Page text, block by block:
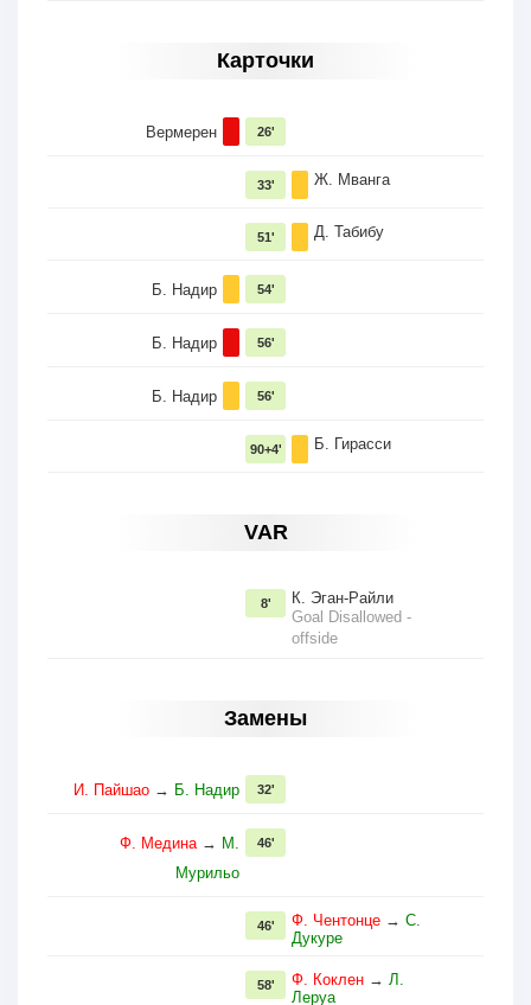
Карточки
Вермерен 26'
Ж. Мванга
33'
Д. Табибу
51'
Б. Надир 54'
Б. Надир 56'
Б. Надир 56'
Б. Гирасси
90+4'
VAR
К. Эган-Райли
Goal Disallowed -
offside
8'
Замены
И. Пайшао → Б. Надир 32'
Ф. Медина→ М.
Мурильо
46'
Ф. Чентонце → С.
Дукуре
46'
Ф. Коклен → Л.
Леруа
58'